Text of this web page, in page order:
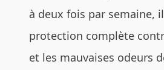
à deux fois par semaine,
protection complète
et les mauvaises odeurs